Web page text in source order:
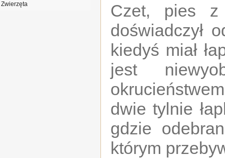
Zwierzęta
Czet, pies z
doświadczył
kiedyś miał
jest
dwie tylnie
gdzie
którym